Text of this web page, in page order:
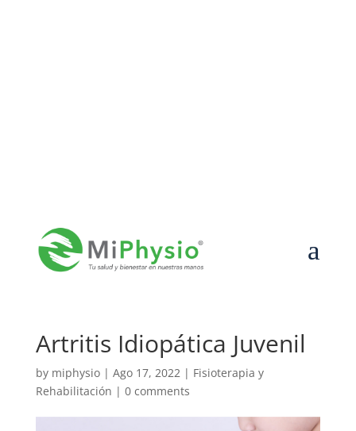
a
Artritis Idiopática Juvenil
by miphysio| Ago 17, 2022| Fisioterapia y
Rehabilitación | 0 comments